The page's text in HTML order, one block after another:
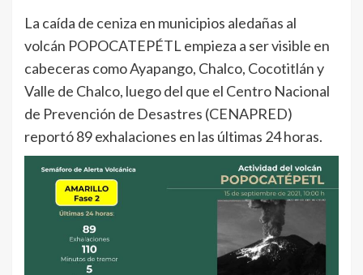
La caída de ceniza en municipios aledañas al
volcán POPOCATEPÉTL empieza a ser visible en
cabeceras como Ayapango, Chalco, Cocotitlán y
Valle de Chalco, luego del que el Centro Nacional
de Prevención de Desastres (CENAPRED)
reportó 89 exhalaciones en las últimas 24 horas.